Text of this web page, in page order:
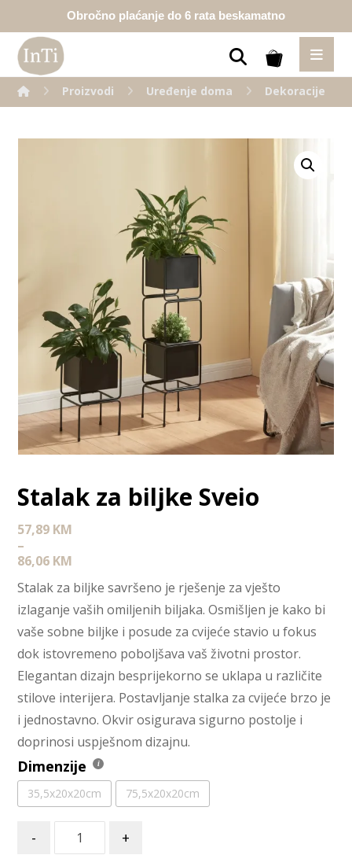
Obročno plaćanje do 6 rata beskamatno
Proizvodi Uređenje doma Dekoracije
Stalak za biljke Sveio
57,89 KM
–
86,06 KM
Stalak za biljke savršeno je rješenje za vješto
izlaganje vaših omiljenih biljaka. Osmišljen je kako bi
vaše sobne biljke i posude za cvijeće stavio u fokus
dok istovremeno poboljšava vaš životni prostor.
Elegantan dizajn besprijekorno se uklapa u različite
stilove interijera. Postavljanje stalka za cvijeće brzo je
i jednostavno. Okvir osigurava sigurno postolje i
doprinosi uspješnom dizajnu.
Dimenzije
35,5x20x20cm 75,5x20x20cm
- +